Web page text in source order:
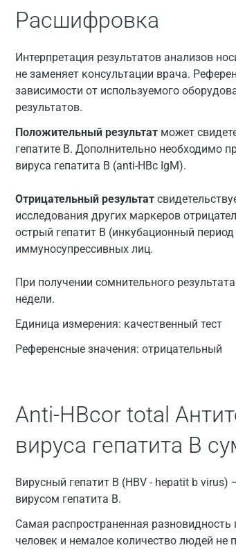
Расшифровка
Интерпретация результатов анализов
не заменяет консультации врача.
зависимости от используемого
результатов.
Положительный результат может
гепатите В. Дополнительно необходимо
вируса гепатита В (anti-HBc IgM).
Отрицательный результат
исследования других маркеров
острый гепатит В (инкубационный
иммуносупрессивных лиц.
При получении сомнительного
недели.
Единица измерения: качественный тест
Референсные значения: отрицательный
Anti-HBcor total
вируса гепатита B
Вирусный гепатит В (HBV - hepatit b
вирусом гепатита В.
Самая распространенная
человек и немалое количество людей не